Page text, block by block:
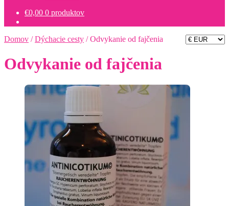
€0,00 0 produktov
Domov /Dýchacie cesty /Odvykanie od fajčenia
Odvykanie od fajčenia